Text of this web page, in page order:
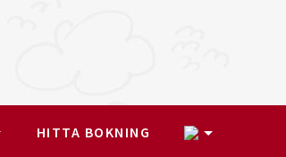
HITTA BOKNING